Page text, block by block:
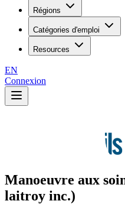
Régions
Catégories d'emploi
Resources
EN
Connexion
Manoeuvre aux
laitroy inc.)